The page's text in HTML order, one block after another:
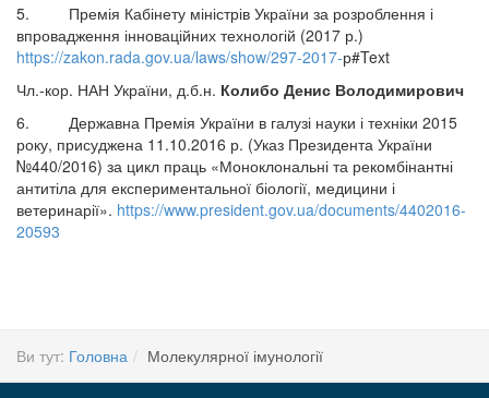
5. Премія Кабінету міністрів України за розроблення і
впровадження інноваційних технологій (2017 р.)
https://zakon.rada.gov.ua/laws/show/297-2017-р#Text
Чл.-кор. НАН України, д.б.н. Колибо Денис Володимирович
6. Державна Премія України в галузі науки і техніки 2015
року, присуджена 11.10.2016 р. (Указ Президента України
№440/2016) за цикл праць «Моноклональні та рекомбінантні
антитіла для експериментальної біології, медицини і
ветеринарії». https://www.president.gov.ua/documents/4402016-
20593
Ви тут: Головна Молекулярної імунології